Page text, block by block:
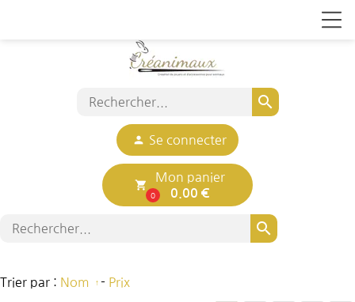
search
person Se connecter
local_grocery_store
0
Mon panier
0.00 €
search
Trier par : Nom - Prix